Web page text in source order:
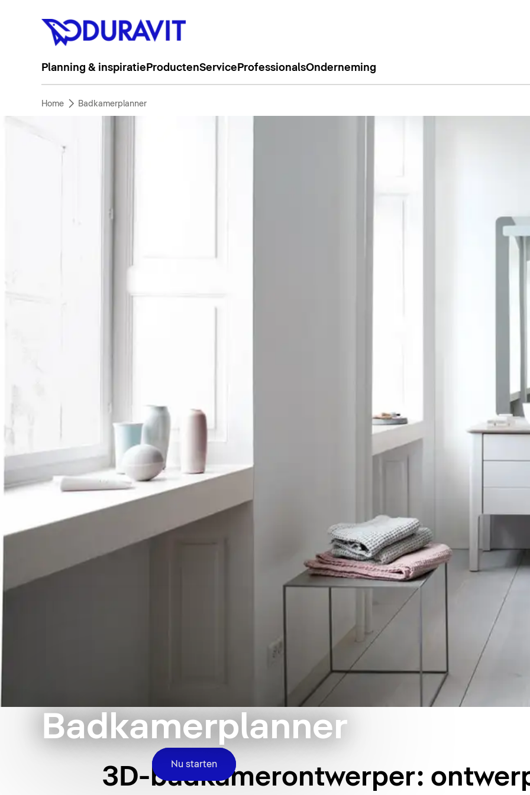
Planning & inspiratie ProductenService ProfessionalsOnderneming
Home Badkamerplanner
Badkamerplanner
Nu starten
3D-badkamerontwerper: